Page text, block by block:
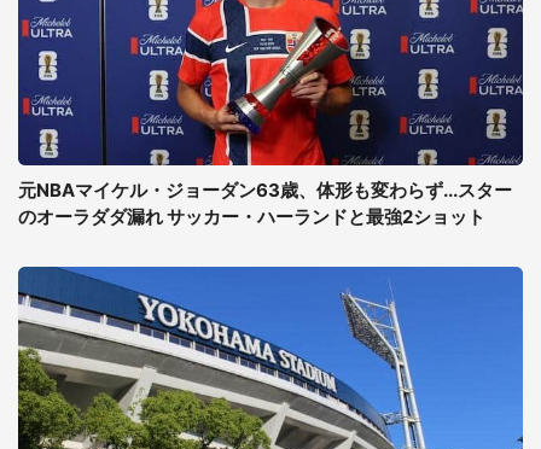
元NBAマイケル・ジョーダン63歳、体形も変わらず...スター
のオーラダダ漏れ サッカー・ハーランドと最強2ショット